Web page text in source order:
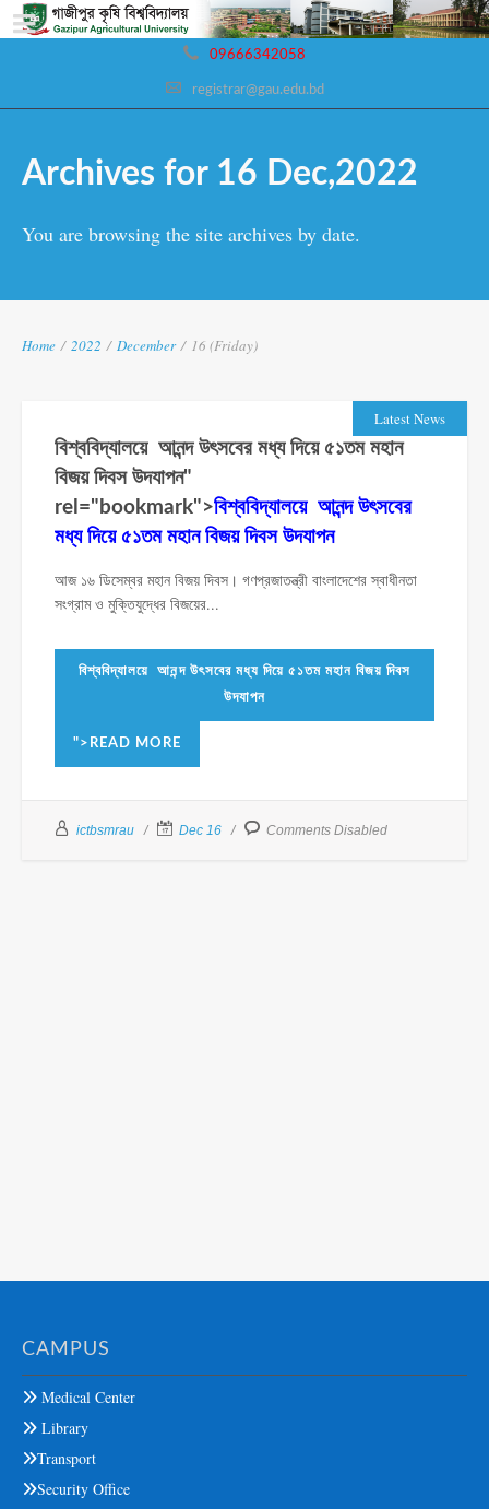
09666342058
registrar@gau.edu.bd
Archives for 16 Dec,2022
You are browsing the site archives by date.
Home / 2022 / December / 16 (Friday)
Latest News
বিশ্ববিদ্যালয়ে আনন্দ উৎসবের মধ্য দিয়ে ৫১তম মহান
বিজয় দিবস উদযাপন"
rel="bookmark">বিশ্ববিদ্যালয়ে আনন্দ উৎসবের
মধ্য দিয়ে ৫১তম মহান বিজয় দিবস উদযাপন
আজ ১৬ ডিসেম্বর মহান বিজয় দিবস। গণপ্রজাতন্ত্রী বাংলাদেশের স্বাধীনতা
সংগ্রাম ও মুক্তিযুদ্ধের বিজয়ের...
বিশ্ববিদ্যালয়ে আনন্দ উৎসবের মধ্য দিয়ে ৫১তম মহান বিজয় দিবস
উদযাপন
">READ MORE
ictbsmrau Dec 16 Comments Disabled
CAMPUS
Medical Center
Library
Transport
Security Office